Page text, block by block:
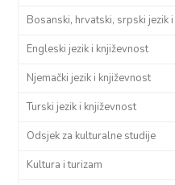
Bosanski, hrvatski, srpski jezik
Engleski jezik i književnost
Njemački jezik i književnost
Turski jezik i književnost
Odsjek za kulturalne studije
Kultura i turizam